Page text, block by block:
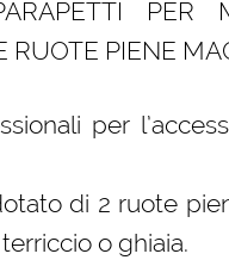
PER
PIENE
per
di 2 ruote
o ghiaia.